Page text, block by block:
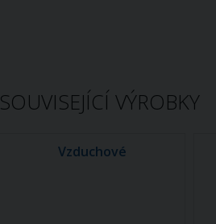
SOUVISEJÍCÍ VÝROBKY
Vzduchové